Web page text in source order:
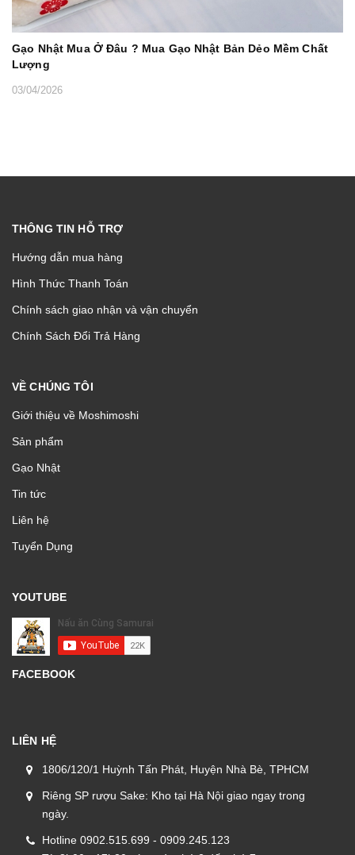
Gạo Nhật Mua Ở Đâu ? Mua Gạo Nhật Bản Dẻo Mềm Chất
Lượng
03/04/2026
THÔNG TIN HỖ TRỢ
Hướng dẫn mua hàng
Hình Thức Thanh Toán
Chính sách giao nhận và vận chuyển
Chính Sách Đổi Trả Hàng
VỀ CHÚNG TÔI
Giới thiệu về Moshimoshi
Sản phẩm
Gạo Nhật
Tin tức
Liên hệ
Tuyển Dụng
YOUTUBE
FACEBOOK
LIÊN HỆ
1806/120/1 Huỳnh Tấn Phát, Huyện Nhà Bè, TPHCM
Riêng SP rượu Sake: Kho tại Hà Nội giao ngay trong
ngày.
Hotline 0902.515.699 - 0909.245.123